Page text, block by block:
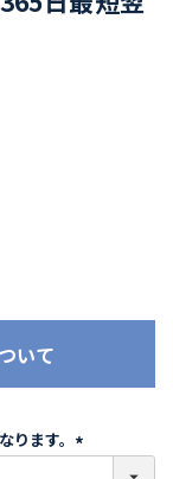
いて
ます。